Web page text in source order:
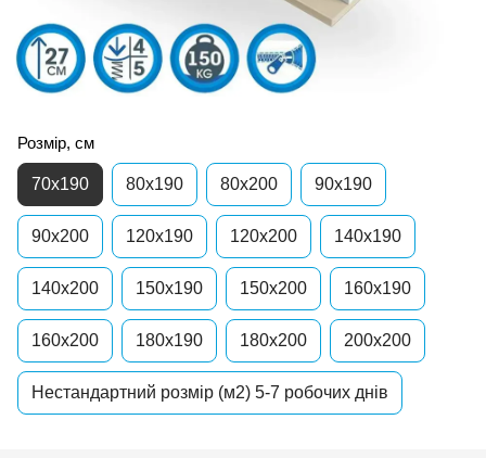
Розмір, см
70x190 80x190 80x200 90x190
90x200 120x190 120x200 140x190
140x200 150x190 150x200 160x190
160x200 180x190 180x200 200x200
Нестандартний розмір (м2) 5-7 робочих днів